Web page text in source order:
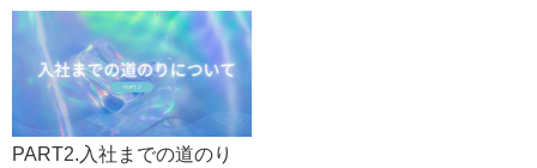
PART2.入社までの道のり